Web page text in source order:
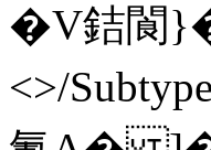
�V銡閬
<>/